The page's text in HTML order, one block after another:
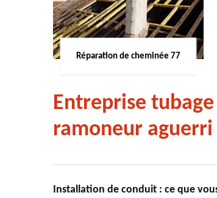
Réparation de cheminée 77
Entreprise
ramoneur aguerri
Installation de conduit : ce que